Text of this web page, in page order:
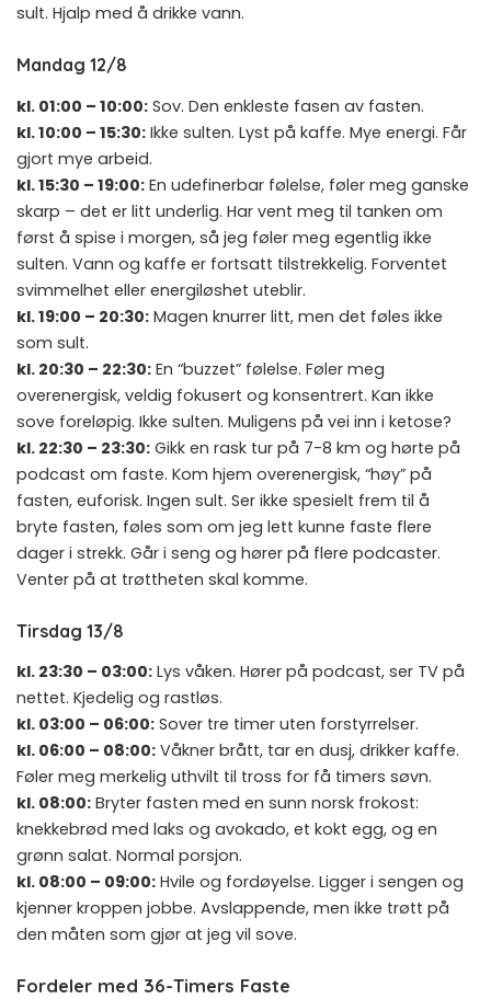
sult. Hjalp med å drikke vann.
Mandag 12/8
kl. 01:00 – 10:00: Sov. Den enkleste fasen av fasten.
kl. 10:00 – 15:30: Ikke sulten. Lyst på kaffe. Mye energi. Får
gjort mye arbeid.
kl. 15:30 – 19:00: En udefinerbar følelse, føler meg ganske
skarp – det er litt underlig. Har vent meg til tanken om
først å spise i morgen, så jeg føler meg egentlig ikke
sulten. Vann og kaffe er fortsatt tilstrekkelig. Forventet
svimmelhet eller energiløshet uteblir.
kl. 19:00 – 20:30: Magen knurrer litt, men det føles ikke
som sult.
kl. 20:30 – 22:30: En “buzzet” følelse. Føler meg
overenergisk, veldig fokusert og konsentrert. Kan ikke
sove foreløpig. Ikke sulten. Muligens på vei inn i ketose?
kl. 22:30 – 23:30: Gikk en rask tur på 7-8 km og hørte på
podcast om faste. Kom hjem overenergisk, “høy” på
fasten, euforisk. Ingen sult. Ser ikke spesielt frem til å
bryte fasten, føles som om jeg lett kunne faste flere
dager i strekk. Går i seng og hører på flere podcaster.
Venter på at trøttheten skal komme.
Tirsdag 13/8
kl. 23:30 – 03:00: Lys våken. Hører på podcast, ser TV på
nettet. Kjedelig og rastløs.
kl. 03:00 – 06:00: Sover tre timer uten forstyrrelser.
kl. 06:00 – 08:00: Våkner brått, tar en dusj, drikker kaffe.
Føler meg merkelig uthvilt til tross for få timers søvn.
kl. 08:00: Bryter fasten med en sunn norsk frokost:
knekkebrød med laks og avokado, et kokt egg, og en
grønn salat. Normal porsjon.
kl. 08:00 – 09:00: Hvile og fordøyelse. Ligger i sengen og
kjenner kroppen jobbe. Avslappende, men ikke trøtt på
den måten som gjør at jeg vil sove.
Fordeler med 36-Timers Faste